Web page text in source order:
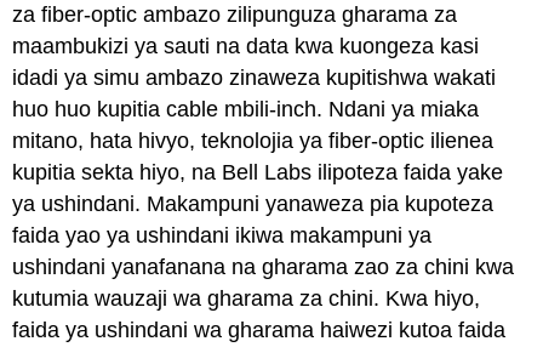
za fiber-optic ambazo zilipunguza gharama za
maambukizi ya sauti na data kwa kuongeza kasi
idadi ya simu ambazo zinaweza kupitishwa wakati
huo huo kupitia cable mbili-inch. Ndani ya miaka
mitano, hata hivyo, teknolojia ya fiber-optic ilienea
kupitia sekta hiyo, na Bell Labs ilipoteza faida yake
ya ushindani. Makampuni yanaweza pia kupoteza
faida yao ya ushindani ikiwa makampuni ya
ushindani yanafanana na gharama zao za chini kwa
kutumia wauzaji wa gharama za chini. Kwa hiyo,
faida ya ushindani wa gharama haiwezi kutoa faida